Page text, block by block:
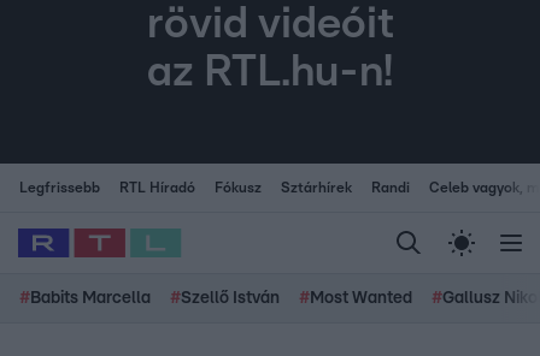
rövid videóit
az RTL.hu-n!
Legfrissebb RTL Híradó Fókusz Sztárhírek Randi Celeb vagyok,
# Babits Marcella #Szellő István # Most Wanted #Gallusz